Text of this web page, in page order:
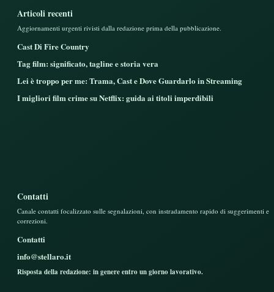
Articoli recenti
Aggiornamenti urgenti rivisti dalla redazione prima della pubblicazione.
Cast Di Fire Country
Tag film: significato, tagline e storia vera
Lei è troppo per me: Trama, Cast e Dove Guardarlo in Streaming
I migliori film crime su Netflix: guida ai titoli imperdibili
Contatti
Canale contatti focalizzato sulle segnalazioni, con instradamento rapido di suggerimenti e
correzioni.
Contatti
info@stellaro.it
Risposta della redazione: in genere entro un giorno lavorativo.